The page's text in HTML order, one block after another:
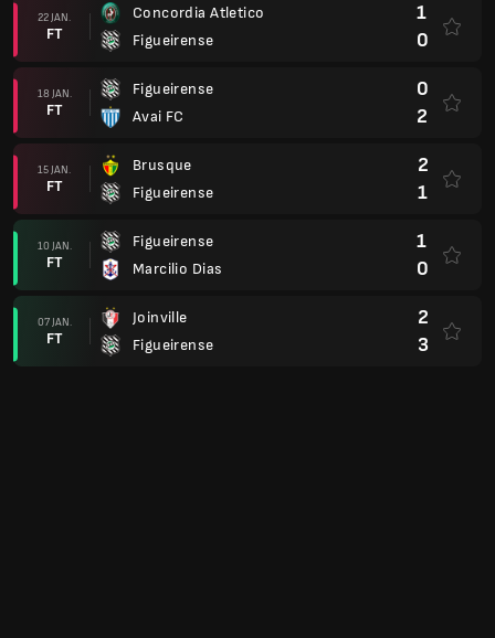
22 JAN.
FT
Concordia Atletico
Figueirense
1
0
18 JAN.
FT
Figueirense
Avai FC
0
2
15 JAN.
FT
Brusque
Figueirense
2
1
10 JAN.
FT
Figueirense
Marcilio Dias
1
0
07 JAN.
FT
Joinville
Figueirense
2
3